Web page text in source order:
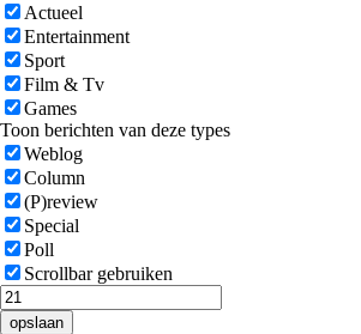
Actueel
Entertainment
Sport
Film & Tv
Games
Toon berichten van deze types
Weblog
Column
(P)review
Special
Poll
Scrollbar gebruiken
opslaan